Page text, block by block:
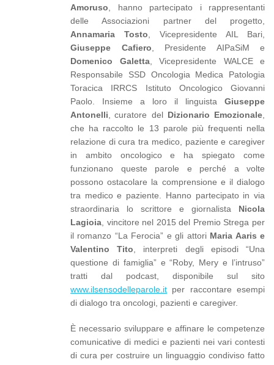
Amoruso, hanno partecipato i rappresentanti
delle Associazioni partner del progetto,
Annamaria Tosto, Vicepresidente AIL Bari,
Giuseppe Cafiero, Presidente AIPaSiM e
Domenico Galetta, Vicepresidente WALCE e
Responsabile SSD Oncologia Medica Patologia
Toracica IRRCS Istituto Oncologico Giovanni
Paolo. Insieme a loro il linguista Giuseppe
Antonelli, curatore del Dizionario Emozionale,
che ha raccolto le 13 parole più frequenti nella
relazione di cura tra medico, paziente e caregiver
in ambito oncologico e ha spiegato come
funzionano queste parole e perché a volte
possono ostacolare la comprensione e il dialogo
tra medico e paziente. Hanno partecipato in via
straordinaria lo scrittore e giornalista Nicola
Lagioia, vincitore nel 2015 del Premio Strega per
il romanzo “La Ferocia” e gli attori Maria Aaris e
Valentino Tito, interpreti degli episodi “Una
questione di famiglia” e “Roby, Mery e l’intruso”
tratti dal podcast, disponibile sul sito
www.ilsensodelleparole.it per raccontare esempi
di dialogo tra oncologi, pazienti e caregiver.
È necessario sviluppare e affinare le competenze
comunicative di medici e pazienti nei vari contesti
di cura per costruire un linguaggio condiviso fatto